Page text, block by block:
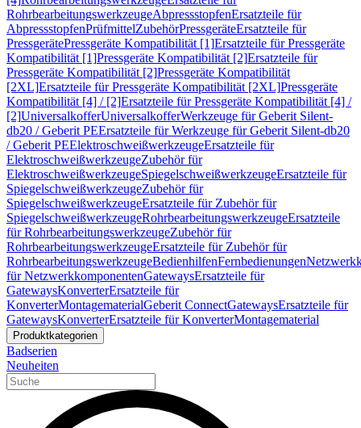
RohrbearbeitungswerkzeugeAbpressstopfenErsatzteile für
AbpressstopfenPrüfmittelZubehörPressgeräteErsatzteile für
PressgerätePressgeräte Kompatibilität [1]Ersatzteile für Pressgeräte
Kompatibilität [1]Pressgeräte Kompatibilität [2]Ersatzteile für
Pressgeräte Kompatibilität [2]Pressgeräte Kompatibilität
[2XL]Ersatzteile für Pressgeräte Kompatibilität [2XL]Pressgeräte
Kompatibilität [4] / [2]Ersatzteile für Pressgeräte Kompatibilität [4] /
[2]UniversalkofferUniversalkofferWerkzeuge für Geberit Silent-
db20 / Geberit PEErsatzteile für Werkzeuge für Geberit Silent-db20
/ Geberit PEElektroschweißwerkzeugeErsatzteile für
ElektroschweißwerkzeugeZubehör für
ElektroschweißwerkzeugeSpiegelschweißwerkzeugeErsatzteile für
SpiegelschweißwerkzeugeZubehör für
SpiegelschweißwerkzeugeErsatzteile für Zubehör für
SpiegelschweißwerkzeugeRohrbearbeitungswerkzeugeErsatzteile
für RohrbearbeitungswerkzeugeZubehör für
RohrbearbeitungswerkzeugeErsatzteile für Zubehör für
RohrbearbeitungswerkzeugeBedienhilfenFernbedienungen
für NetzwerkkomponentenGatewaysErsatzteile für
GatewaysKonverterErsatzteile für
KonverterMontagematerialGeberit ConnectGatewaysErsatzteile für
GatewaysKonverterErsatzteile für KonverterMontagematerial
Produktkategorien
Badserien
Neuheiten